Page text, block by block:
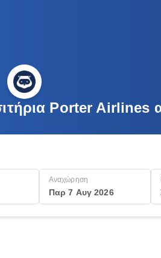
Porter
Αναχώρηση
Παρ 7 Αυγ 2026